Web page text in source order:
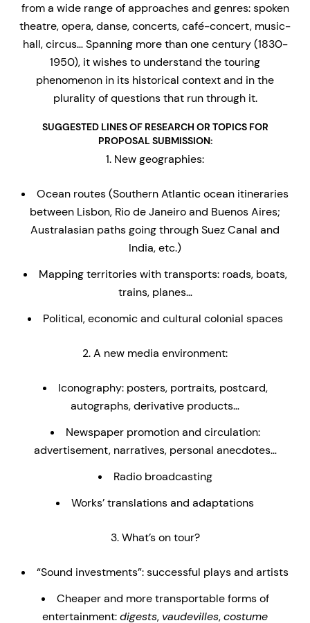
from a wide range of approaches and genres: spoken
theatre, opera, danse, concerts, café-concert, music-
hall, circus… Spanning more than one century (1830-
1950), it wishes to understand the touring
phenomenon in its historical context and in the
plurality of questions that run through it.
SUGGESTED LINES OF RESEARCH OR TOPICS FOR
PROPOSAL SUBMISSION:
New geographies:
Ocean routes (Southern Atlantic ocean itineraries
between Lisbon, Rio de Janeiro and Buenos Aires;
Australasian paths going through Suez Canal and
India, etc.)
Mapping territories with transports: roads, boats,
trains, planes…
Political, economic and cultural colonial spaces
A new media environment:
Iconography: posters, portraits, postcard,
autographs, derivative products…
Newspaper promotion and circulation:
advertisement, narratives, personal anecdotes…
Radio broadcasting
Works’ translations and adaptations
What’s on tour?
“Sound investments”: successful plays and artists
Cheaper and more transportable forms of
entertainment:digests, vaudevilles,costume